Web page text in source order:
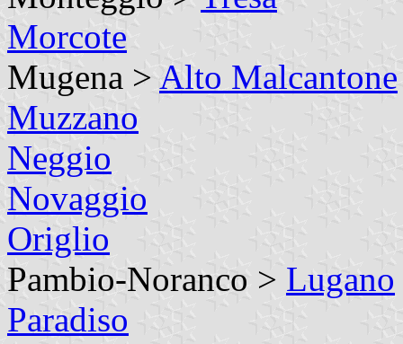
Morcote
Mugena > Alto Malcantone
Muzzano
Neggio
Novaggio
Origlio
Pambio-Noranco > Lugano
Paradiso